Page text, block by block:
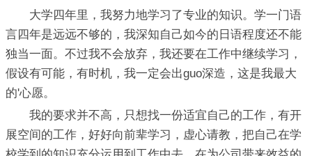
大学四年里，我努力地学习了专业的知识。学一门语
言四年是远远不够的，我深知自己如今的日语程度还不能
独当一面。不过我不会放弃，我还要在工作中继续学习，
假设有可能，有时机，我一定会出guo深造，这是我最大
的'心愿。
我的要求并不高，只想找一份适宜自己的工作，有开
展空间的工作，好好向前辈学习，虚心请教，把自己在学